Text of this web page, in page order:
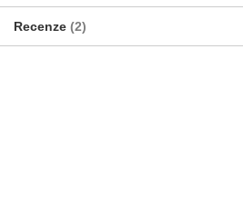
Recenze 2